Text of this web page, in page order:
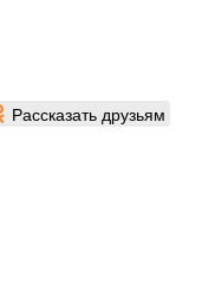
Рассказать друзьям